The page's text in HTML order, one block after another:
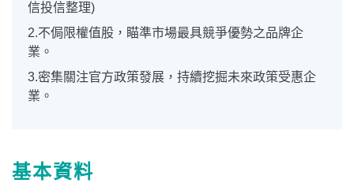
信投信整理)
2.不侷限權值股，瞄準市場最具競爭優勢之品牌企
業。
3.密集關注官方政策發展，持續挖掘未來政策受惠企
業。
基本資料